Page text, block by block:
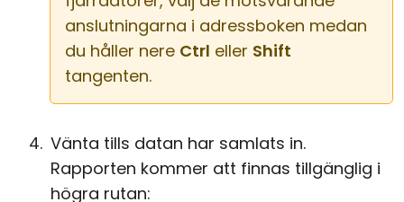
anslutningarna i adressboken medan
du håller nere Ctrl eller Shift
tangenten.
Vänta tills datan har samlats in.
Rapporten kommer att finnas tillgänglig i
högra rutan: